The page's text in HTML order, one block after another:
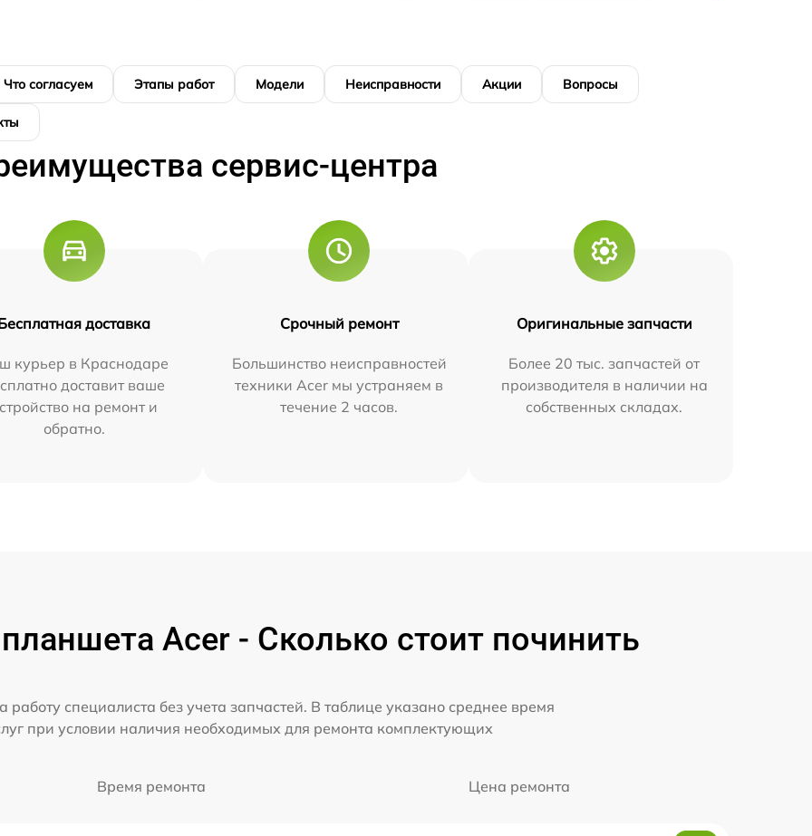
Что согласуем Этапы работ Модели Неисправности Акции Вопросы
сервис-центра
доставка
курьер в Краснодаре
доставит ваше
на ремонт и
обратно.
Срочный ремонт
Большинство неисправностей
техники Acer мы устраняем в
течение 2 часов.
Оригинальные запчасти
Более 20 тыс. запчастей от
производителя в наличии на
собственных складах.
Acer - Сколько стоит починить
работу специалиста без учета запчастей. В таблице указано среднее время
при условии наличия необходимых для ремонта комплектующих
Время ремонта Цена ремонта